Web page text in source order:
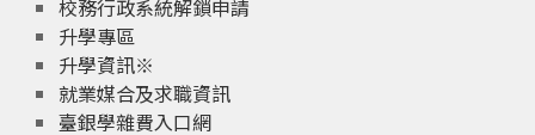
校務行政系統解鎖申請
升學專區
升學資訊※
就業媒合及求職資訊
臺銀學雜費入口網